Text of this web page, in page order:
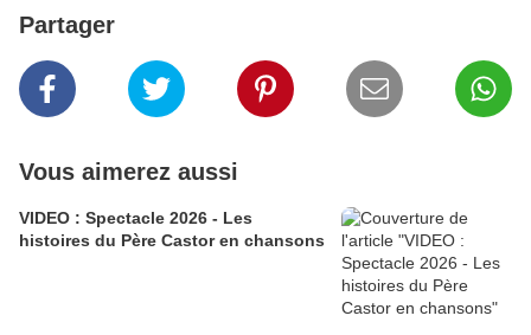
Partager
Vous aimerez aussi
VIDEO : Spectacle 2026 - Les
histoires du Père Castor en chansons